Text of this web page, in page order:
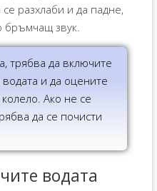
разхлаби и да падне,
бръмчащ звук.
трябва да включите
и да оцените
Ако не се
да се почисти
водата